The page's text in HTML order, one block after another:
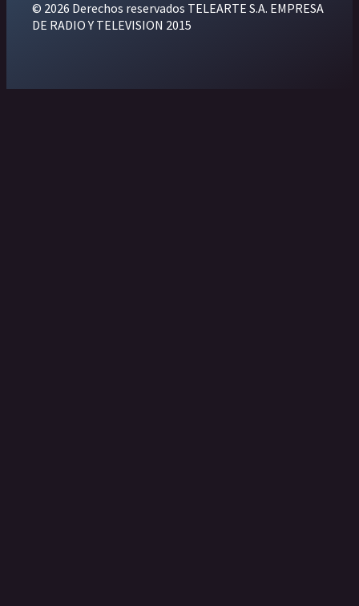
© 2026 Derechos reservados TELEARTE S.A. EMPRESA
DE RADIO Y TELEVISION 2015